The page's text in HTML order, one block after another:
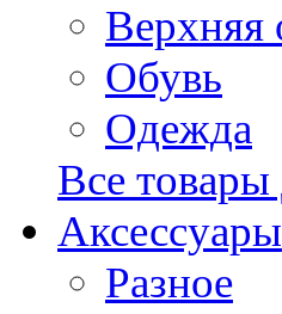
Верхняя
Обувь
Одежда
Все
Аксессуары
Разное